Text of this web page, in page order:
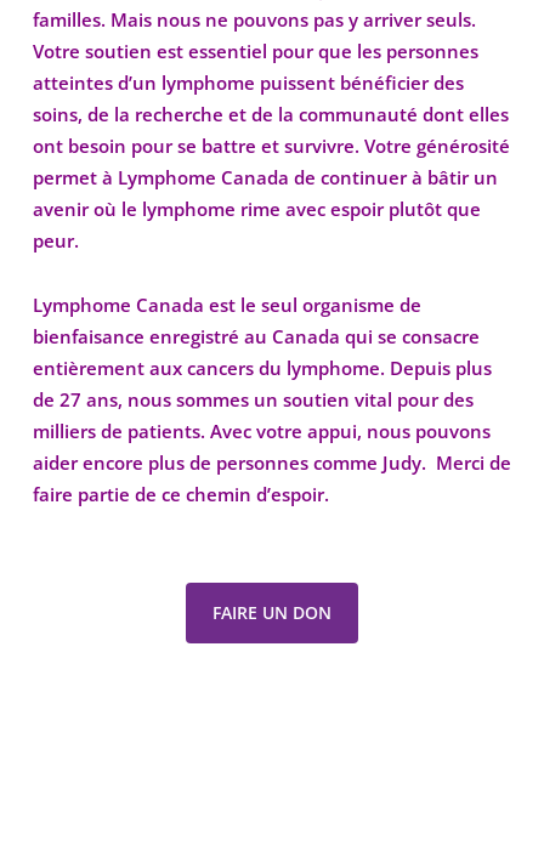
familles. Mais nous ne pouvons pas y arriver seuls.
Votre soutien est essentiel pour que les personnes
atteintes d’un lymphome puissent bénéficier des
soins, de la recherche et de la communauté dont elles
ont besoin pour se battre et survivre. Votre générosité
permet à Lymphome Canada de continuer à bâtir un
avenir où le lymphome rime avec espoir plutôt que
peur.
Lymphome Canada est le seul organisme de
bienfaisance enregistré au Canada qui se consacre
entièrement aux cancers du lymphome. Depuis plus
de 27 ans, nous sommes un soutien vital pour des
milliers de patients. Avec votre appui, nous pouvons
aider encore plus de personnes comme Judy. Merci de
faire partie de ce chemin d’espoir.
FAIRE UN DON